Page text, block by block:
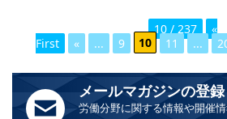
10 / 237
«
First
« ... 9 10 11 ...
メールマガジンの登録
労働分野に関する情報や開催